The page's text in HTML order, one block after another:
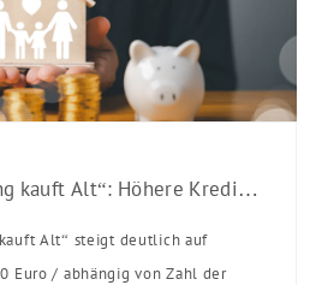
KfW-Förderung „Jung kauft Alt“: Höhere Kredite ab August 2026
Alt“ steigt deutlich auf
Euro / abhängig von Zahl der